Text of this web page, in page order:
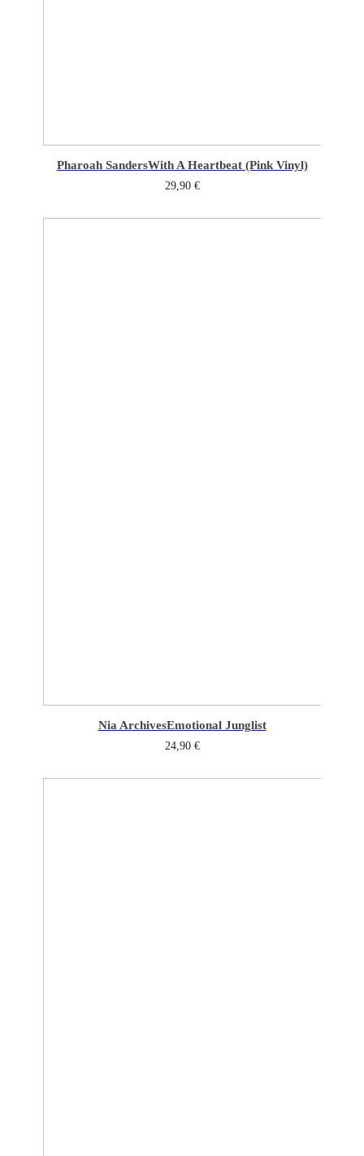
Pharoah SandersWith A Heartbeat (Pink Vinyl)
29,90 €
Nia ArchivesEmotional Junglist
24,90 €